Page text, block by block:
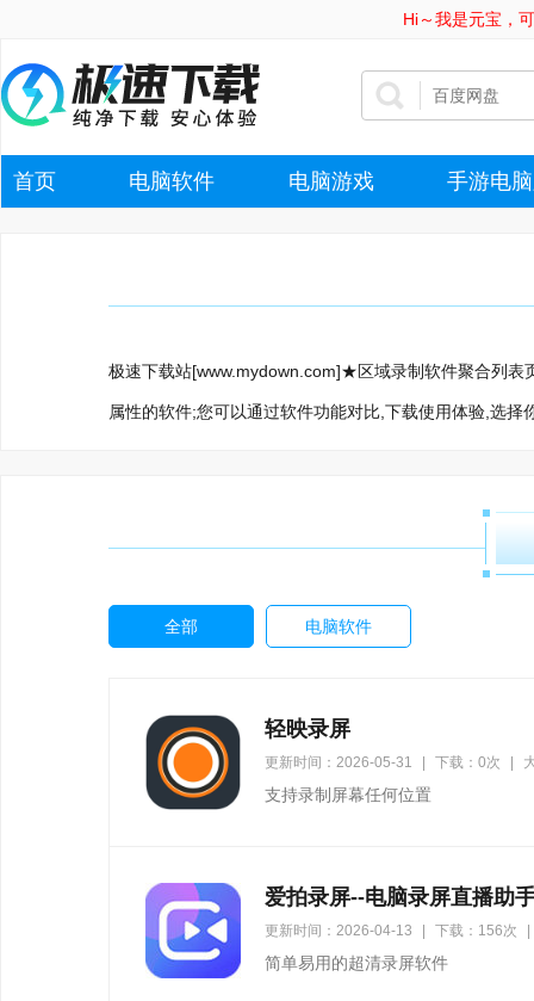
Hi～我是元宝，
首页 电脑软件 电脑游戏 手游电
极速下载站[www.mydown.com]★区域录制软件聚合列表
属性的软件;您可以通过软件功能对比,下载使用体验,选
全部 电脑软件
轻映录屏
更新时间：2026-05-31 下载：0次
支持录制屏幕任何位置
爱拍录屏--电脑录屏直播助
更新时间：2026-04-13 下载：156次
简单易用的超清录屏软件